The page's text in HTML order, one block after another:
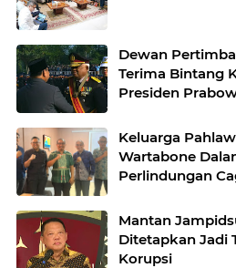
Dewan
Terima Bintang
Presiden
Keluarga
Wartabone
Perlindungan
Mantan
Ditetapkan Jadi
Korupsi